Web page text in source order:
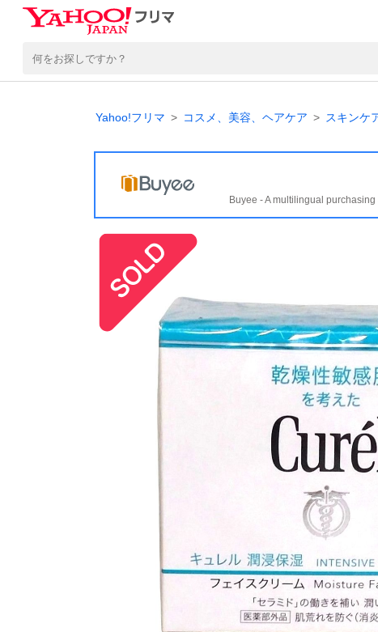
Yahoo!フリマ コスメ、美容、ヘアケア スキンケ
Buyee - A multilingual